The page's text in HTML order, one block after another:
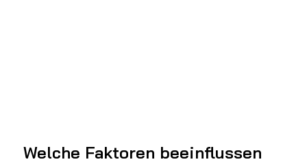
Welche Faktoren beeinflussen